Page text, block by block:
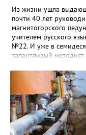
Из жизни ушла
почти 40 лет
магнитогорского
учителем русского
№22. И уже в
талантливый
«Благодаря её
сильный
ценностями и
Ивановна навсегда
руководителем, но и
говорится в
соболезнования